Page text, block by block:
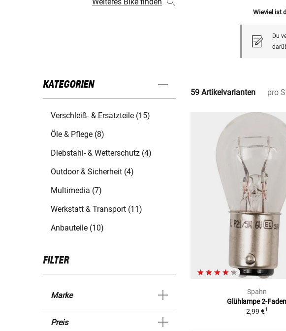
Weiteres Bike finden
Wieviel ist
Du
KATEGORIEN
Verschleiß- & Ersatzteile (15)
Öle & Pflege (8)
Diebstahl- & Wetterschutz (4)
Outdoor & Sicherheit (4)
Multimedia (7)
Werkstatt & Transport (11)
Anbauteile (10)
FILTER
Marke
Preis
59 Artikelvarianten pro
Spahn
Glühlampe 2-Faden
2,99 €1